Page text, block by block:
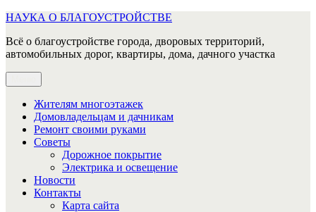
Перейти
содержимому
НАУКА О БЛАГОУСТРОЙСТВЕ
Всё о благоустройстве города, дворовых территорий,
автомобильных дорог, квартиры, дома, дачного участка
Жителям многоэтажек
Домовладельцам и дачникам
Ремонт своими руками
Советы
Дорожное покрытие
Электрика и освещение
Новости
Контакты
Карта сайта